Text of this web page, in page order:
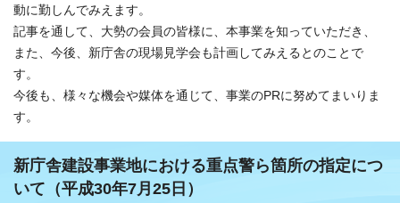
動に勤しんでみえます。
記事を通して、大勢の会員の皆様に、本事業を知っていただき、
また、今後、新庁舎の現場見学会も計画してみえるとのことで
す。
今後も、様々な機会や媒体を通じて、事業のPRに努めてまいりま
す。
新庁舎建設事業地における重点警ら箇所の指定につ
いて（平成30年7月25日）